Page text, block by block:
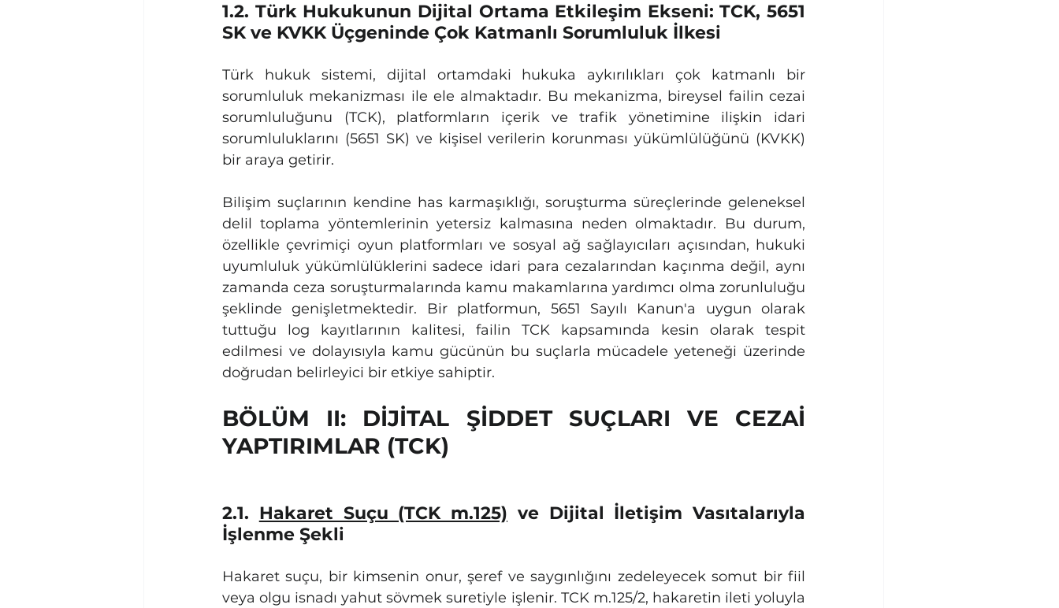
1.2. Türk Hukukunun Dijital Ortama Etkileşim Ekseni: TCK, 5651
SK ve KVKK Üçgeninde Çok Katmanlı Sorumluluk İlkesi
Türk hukuk sistemi, dijital ortamdaki hukuka aykırılıkları çok katmanlı bir
sorumluluk mekanizması ile ele almaktadır. Bu mekanizma, bireysel failin cezai
sorumluluğunu (TCK), platformların içerik ve trafik yönetimine ilişkin idari
sorumluluklarını (5651 SK) ve kişisel verilerin korunması yükümlülüğünü (KVKK)
bir araya getirir.
Bilişim suçlarının kendine has karmaşıklığı, soruşturma süreçlerinde geleneksel
delil toplama yöntemlerinin yetersiz kalmasına neden olmaktadır. Bu durum,
özellikle çevrimiçi oyun platformları ve sosyal ağ sağlayıcıları açısından, hukuki
uyumluluk yükümlülüklerini sadece idari para cezalarından kaçınma değil, aynı
zamanda ceza soruşturmalarında kamu makamlarına yardımcı olma zorunluluğu
şeklinde genişletmektedir. Bir platformun, 5651 Sayılı Kanun'a uygun olarak
tuttuğu log kayıtlarının kalitesi, failin TCK kapsamında kesin olarak tespit
edilmesi ve dolayısıyla kamu gücünün bu suçlarla mücadele yeteneği üzerinde
doğrudan belirleyici bir etkiye sahiptir.
BÖLÜM II: DİJİTAL ŞİDDET SUÇLARI VE CEZAİ
YAPTIRIMLAR (TCK)
2.1. Hakaret Suçu (TCK m.125) ve Dijital İletişim Vasıtalarıyla
İşlenme Şekli
Hakaret suçu, bir kimsenin onur, şeref ve saygınlığını zedeleyecek somut bir fiil
veya olgu isnadı yahut sövmek suretiyle işlenir. TCK m.125/2, hakaretin ileti yoluyla